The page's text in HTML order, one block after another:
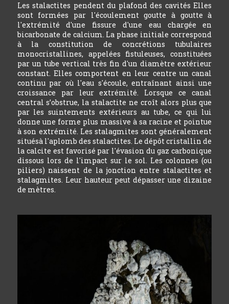
Les stalactites pendent du plafond des cavités Elles
sont formées par l'écoulement goutte à goutte à
l'extrémité d'une fissure d'une eau chargée en
bicarbonate de calcium. La phase initiale correspond
à la constitution de concrétions tubulaires
monocristallines, appelées fistuleuses, constituées
par un tube vertical très fin d'un diamètre extérieur
constant. Elles comportent en leur centre un canal
continu par où l'eau s'écoule, entraînant ainsi une
croissance par leur extrémité. Lorsque ce canal
central s’obstrue, la stalactite ne croît alors plus que
par les suintements extérieurs au tube, ce qui lui
donne une forme plus massive à sa racine et pointue
à son extrémité. Les stalagmites sont généralement
situésà l'aplomb des stalactites. Le dépôt cristallin de
la calcite est favorisé par l'évasion du gaz carbonique
dissous lors de l'impact sur le sol. Les colonnes (ou
piliers) naissent de la jonction entre stalactites et
stalagmites. Leur hauteur peut dépasser une dizaine
de mètres.